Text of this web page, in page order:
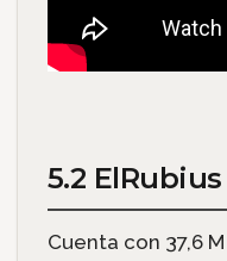
5.2
Cuenta con 37,6